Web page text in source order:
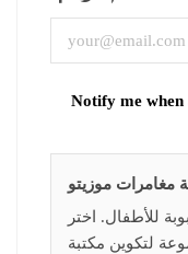
مغامرات موزيتو
للأطفال. اختر
لتكوين مكتبة